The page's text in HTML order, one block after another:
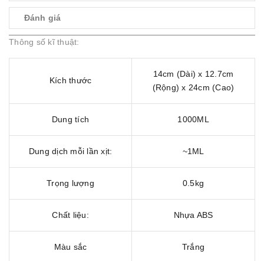
Đánh giá
Thông số kĩ thuật:
Kích thước
14cm (Dài) x 12.7cm
(Rộng) x 24cm (Cao)
Dung tích 1000ML
Dung dịch mỗi lần xịt: ~1ML
Trọng lượng 0.5kg
Chất liệu: Nhựa ABS
Màu sắc Trắng